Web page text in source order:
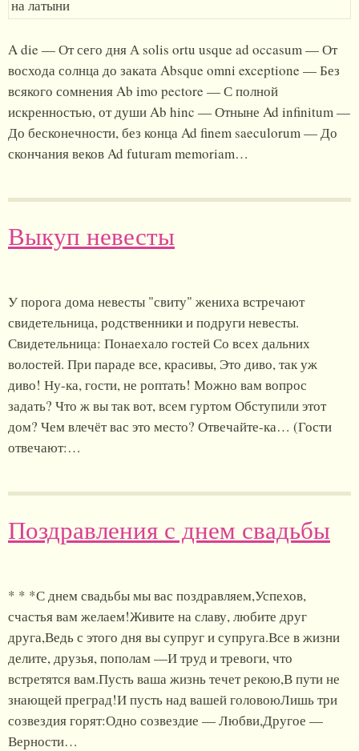
A die — От сего дня А solis ortu usque ad occasum — От
восхода солнца до заката Absque omni exceptione — Без
всякого сомнения Ab imo pectore — С полной
искренностью, от души Ab hinc — Отныне Ad infinitum —
До бесконечности, без конца Ad finem saeculorum — До
скончания веков Ad futuram memoriam…
Выкуп невесты
У порога дома невесты "свиту" жениха встречают
свидетельница, родственники и подруги невесты.
Свидетельница: Понаехало гостей Со всех дальних
волостей. При параде все, красивы, Это диво, так уж
диво! Ну-ка, гости, не роптать! Можно вам вопрос
задать? Что ж вы так вот, всем гуртом Обступили этот
дом? Чем влечёт вас это место? Отвечайте-ка… (Гости
отвечают:…
Поздравления с днем свадьбы
* * *С днем свадьбы мы вас поздравляем,Успехов,
счастья вам желаем!Живите на славу, любите друг
друга,Ведь с этого дня вы супруг и супруга.Все в жизни
делите, друзья, пополам —И труд и тревоги, что
встретятся вам.Пусть ваша жизнь течет рекою,В пути не
знающей преград!И пусть над вашей головоюЛишь три
созвездия горят:Одно созвездие — Любви,Другое —
Верности…